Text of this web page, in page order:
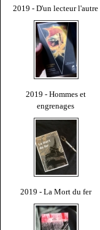
2019 - D'un lecteur l'autre
2019 - Hommes et
engrenages
2019 - La Mort du fer